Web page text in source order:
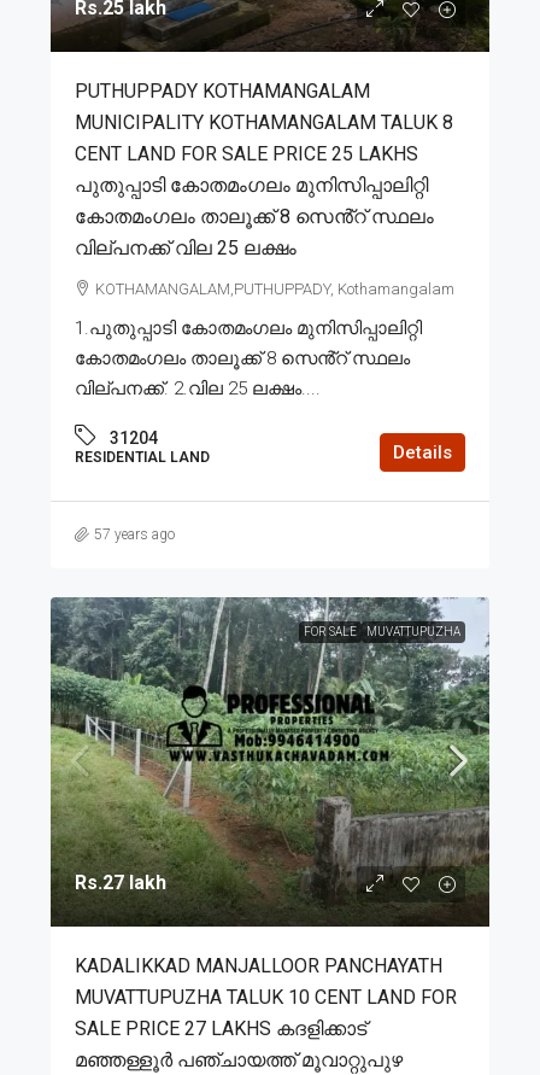
Rs.25 lakh
PUTHUPPADY KOTHAMANGALAM
MUNICIPALITY KOTHAMANGALAM TALUK 8
CENT LAND FOR SALE PRICE 25 LAKHS
പുതുപ്പാടി കോതമംഗലം മുനിസിപ്പാലിറ്റി
കോതമംഗലം താലൂക്ക് 8 സെൻ്റ് സ്ഥലം
വില്പനക്ക് വില 25 ലക്ഷം
KOTHAMANGALAM,PUTHUPPADY, Kothamangalam
1.പുതുപ്പാടി കോതമംഗലം മുനിസിപ്പാലിറ്റി
കോതമംഗലം താലൂക്ക് 8 സെൻ്റ് സ്ഥലം
വില്പനക്ക്. 2.വില 25 ലക്ഷം....
31204
RESIDENTIAL LAND Details
57 years ago
FOR SALE MUVATTUPUZHA
Rs.27 lakh
KADALIKKAD MANJALLOOR PANCHAYATH
MUVATTUPUZHA TALUK 10 CENT LAND FOR
SALE PRICE 27 LAKHS കദളിക്കാട്
മഞ്ഞള്ളൂർ പഞ്ചായത്ത് മൂവാറ്റുപുഴ